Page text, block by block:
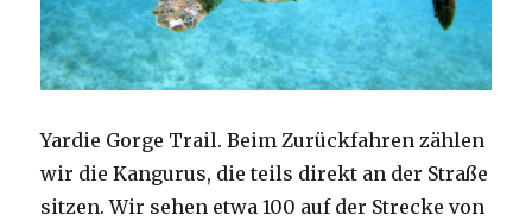
Yardie Gorge Trail. Beim Zurückfahren zählen
wir die Kangurus, die teils direkt an der Straße
sitzen. Wir sehen etwa 100 auf der Strecke von